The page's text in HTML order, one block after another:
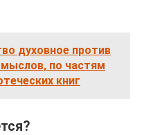
духовное против
по частям
книг